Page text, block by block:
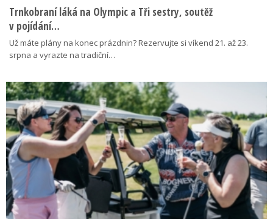
Trnkobraní láká na Olympic a Tři sestry, soutěž
v pojídání…
Už máte plány na konec prázdnin? Rezervujte si víkend 21. až 23.
srpna a vyrazte na tradiční…